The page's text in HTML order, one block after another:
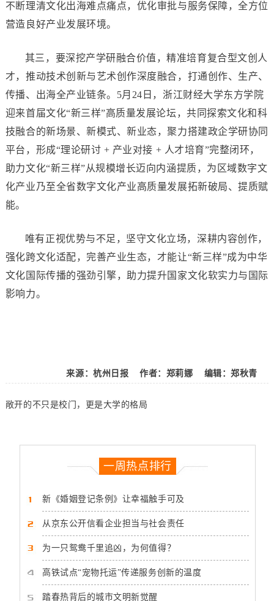
不断理清文化出海难点痛点，优化审批与服务保障，全方位
营造良好产业发展环境。
其三，要深挖产学研融合价值，精准培育复合型文创人
才，推动技术创新与艺术创作深度融合，打通创作、生产、
传播、出海全产业链条。5月24日，浙江财经大学东方学院
迎来首届文化“新三样”高质量发展论坛，共同探索文化和科
技融合的新场景、新模式、新业态，聚力搭建政企学研协同
平台，形成“理论研讨 + 产业对接 + 人才培育”完整闭环，
助力文化“新三样”从规模增长迈向内涵提质，为区域数字文
化产业乃至全省数字文化产业高质量发展拓新破局、提质赋
能。
唯有正视优势与不足，坚守文化立场，深耕内容创作，
强化跨文化适配，完善产业生态，才能让“新三样”成为中华
文化国际传播的强劲引擎，助力提升国家文化软实力与国际
影响力。
来源：杭州日报 作者：郑莉娜 编辑：郑秋青
敞开的不只是校门，更是大学的格局
一周热点排行
新《婚姻登记条例》让幸福触手可及
从京东公开信看企业担当与社会责任
为一只鸳鸯千里追凶，为何值得？
高铁试点“宠物托运”传递服务创新的温度
踏春热背后的城市文明新觉醒